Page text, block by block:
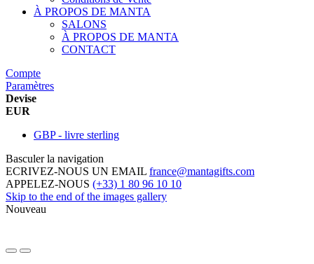
À PROPOS DE MANTA
SALONS
À PROPOS DE MANTA
CONTACT
Compte
Paramètres
Devise
EUR
GBP - livre sterling
Basculer la navigation
ECRIVEZ-NOUS UN EMAIL france@mantagifts.com
APPELEZ-NOUS (+33) 1 80 96 10 10
Skip to the end of the images gallery
Nouveau